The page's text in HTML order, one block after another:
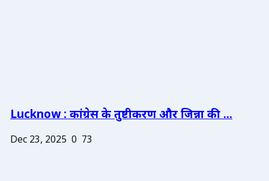
Lucknow : कांग्रेस के तुष्टीकरण और जिन्ना की ...
Dec 23, 2025 0 73